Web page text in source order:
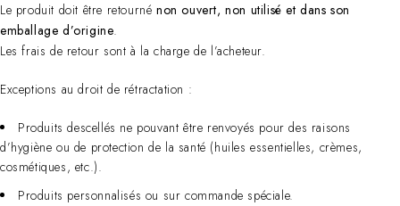
Le produit doit être retourné non ouvert, non utilisé et dans son
emballage d’origine.
Les frais de retour sont à la charge de l’acheteur.
Exceptions au droit de rétractation :
Produits descellés ne pouvant être renvoyés pour des raisons
d’hygiène ou de protection de la santé (huiles essentielles, crèmes,
cosmétiques, etc.).
Produits personnalisés ou sur commande spéciale.